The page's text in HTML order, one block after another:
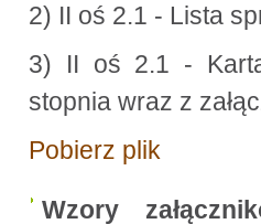
2) II oś 2.1 - Lista
3) II oś 2.1 -
stopnia wraz z
Pobierz plik
Wzory